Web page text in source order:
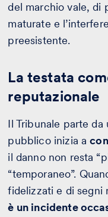
del marchio vale, di
maturate e
preesistente.
La testata
reputazionale
Il Tribunale parte da
pubblico inizia a
il danno non resta
“temporaneo”.
fidelizzati e di segni
è un incidente